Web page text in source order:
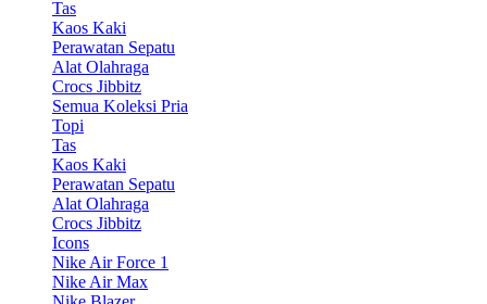
Tas
Kaos Kaki
Perawatan Sepatu
Alat Olahraga
Crocs Jibbitz
Semua Koleksi Pria
Topi
Tas
Kaos Kaki
Perawatan Sepatu
Alat Olahraga
Crocs Jibbitz
Icons
Nike Air Force 1
Nike Air Max